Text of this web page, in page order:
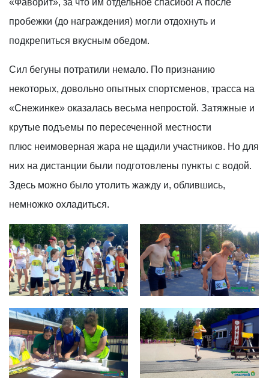
пробежки (до награждения) могли отдохнуть и
подкрепиться вкусным обедом.
Сил бегуны потратили немало. По признанию
некоторых, довольно опытных спортсменов, трасса на
«Снежинке» оказалась весьма непростой. Затяжные и
крутые подъемы по пересеченной местности
плюс неимоверная жара не щадили участников. Но для
них на дистанции были подготовлены пункты с водой.
Здесь можно было утолить жажду и, облившись,
немножко охладиться.
photo_2022-07-11_14-42-59 photo_2022-07-11_14-43-00 (2)
photo_2022-07-11_14-42-58 photo_2022-07-11_14-42-59 (2)